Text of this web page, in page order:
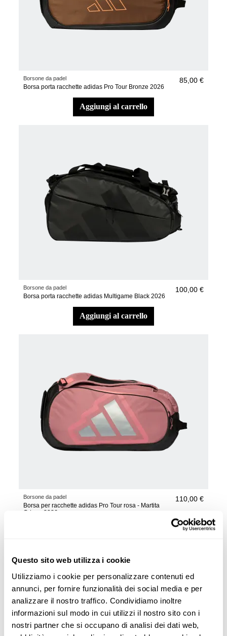
Questo sito web utilizza i cookie
Utilizziamo i cookie per personalizzare contenuti ed
annunci, per fornire funzionalità dei social media e per
analizzare il nostro traffico. Condividiamo inoltre
informazioni sul modo in cui utilizzi il nostro sito con i
nostri partner che si occupano di analisi dei dati web,
Borsone da padel
Borsa porta racchette adidas Pro Tour Bronze 2026
85,00 €
aggiungi al carrello
Borsone da padel
Borsa porta racchette adidas Multigame Black 2026
100,00 €
aggiungi al carrello
Borsone da padel
Borsa per racchette adidas Pro Tour rosa - Martita
Ortega 2026
110,00 €